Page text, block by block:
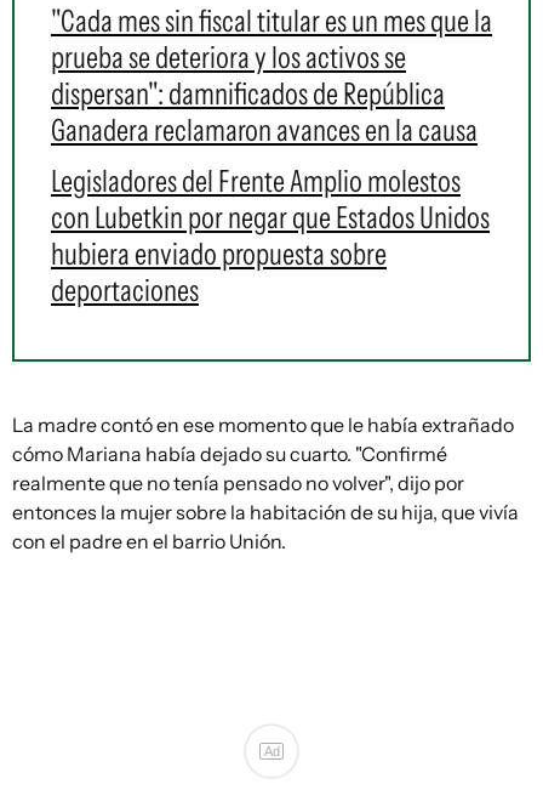
"Cada mes sin fiscal titular es un mes que la
prueba se deteriora y los activos se
dispersan": damnificados de República
Ganadera reclamaron avances en la causa
Legisladores del Frente Amplio molestos
con Lubetkin por negar que Estados Unidos
hubiera enviado propuesta sobre
deportaciones
La madre contó en ese momento que le había extrañado
cómo Mariana había dejado su cuarto. "Confirmé
realmente que no tenía pensado no volver", dijo por
entonces la mujer sobre la habitación de su hija, que vivía
con el padre en el barrio Unión.
Ad